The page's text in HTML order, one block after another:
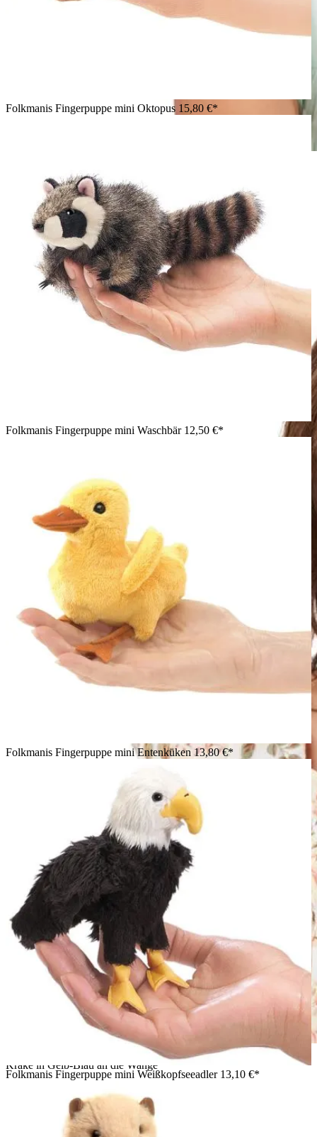
blaugeringelte Krake in Goldgelb mit blauen Ringen nah ans
Mädchen hält Folkmanis Fingerpuppe mini blaugeringelte
Krake in Gelb-Blau an die Wange
Folkmanis Fingerpuppe mini Oktopus 15,80 €*
Folkmanis Fingerpuppe mini Waschbär 12,50 €*
Folkmanis Fingerpuppe mini Entenküken 13,80 €*
Folkmanis Fingerpuppe mini Weißkopfseeadler 13,10 €*